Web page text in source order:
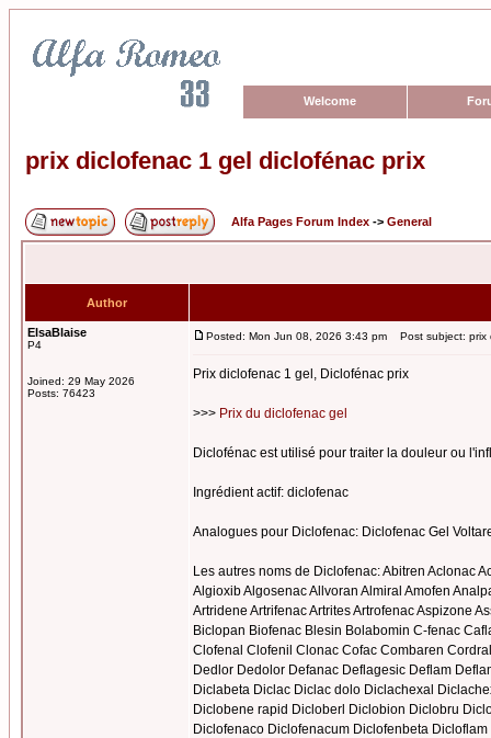
Welcome
prix diclofenac 1 gel diclofénac prix
Alfa Pages Forum Index -> General
Author
ElsaBlaise
P4
Joined: 29 May 2026
Posts: 76423
Posted: Mon Jun 08, 2026 3:43 pm Post subject: prix
Prix diclofenac 1 gel, Diclofénac prix
>>> Prix du diclofenac gel
Diclofénac est utilisé pour traiter la douleur ou
Ingrédient actif: diclofenac
Analogues pour Diclofenac: Diclofenac Gel
Les autres noms de Diclofenac: Abitren Aclonac
Algioxib Algosenac Allvoran Almiral Amofen
Artridene Artrifenac Artrites Artrofenac Aspizone
Biclopan Biofenac Blesin Bolabomin C-fenac
Clofenal Clofenil Clonac Cofac Combaren
Dedlor Dedolor Defanac Deflagesic Deflam
Diclabeta Diclac Diclac dolo Diclachexal
Diclobene rapid Dicloberl Diclobion Diclobru
Diclofenaco Diclofenacum Diclofenbeta